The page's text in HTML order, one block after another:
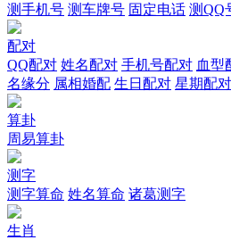
测手机号 测车牌号 固定电话 测QQ
配对
QQ配对 姓名配对 手机号配对 血型
名缘分 属相婚配 生日配对 星期配对
算卦
周易算卦
测字
测字算命 姓名算命 诸葛测字
生肖